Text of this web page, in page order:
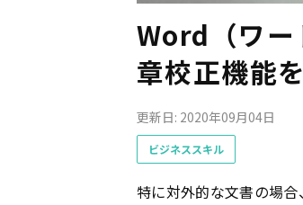
Word（ワー
章校正機能
更新日: 2020年09月04日
ビジネススキル
特に対外的な文書の場